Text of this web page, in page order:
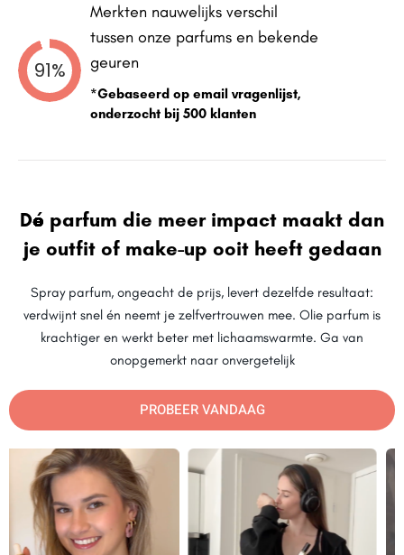
91%
Merkten nauwelijks verschil
tussen onze parfums en bekende
geuren
*Gebaseerd op email vragenlijst,
onderzocht bij 500 klanten
Dé parfum die meer impact maakt dan
je outfit of make-up ooit heeft gedaan
Spray parfum, ongeacht de prijs, levert dezelfde resultaat:
verdwijnt snel én neemt je zelfvertrouwen mee. Olie parfum is
krachtiger en werkt beter met lichaamswarmte. Ga van
onopgemerkt naar onvergetelijk
PROBEER VANDAAG